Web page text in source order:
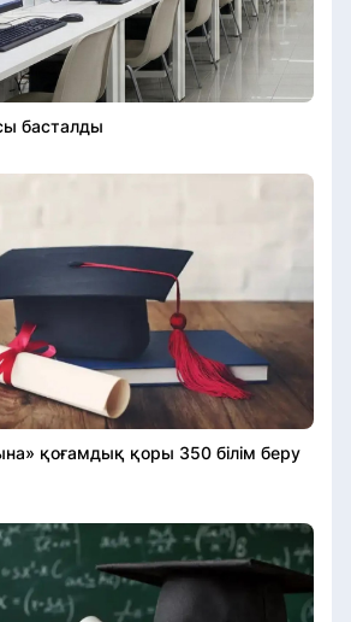
басталды
қоғамдық қоры 350 білім беру